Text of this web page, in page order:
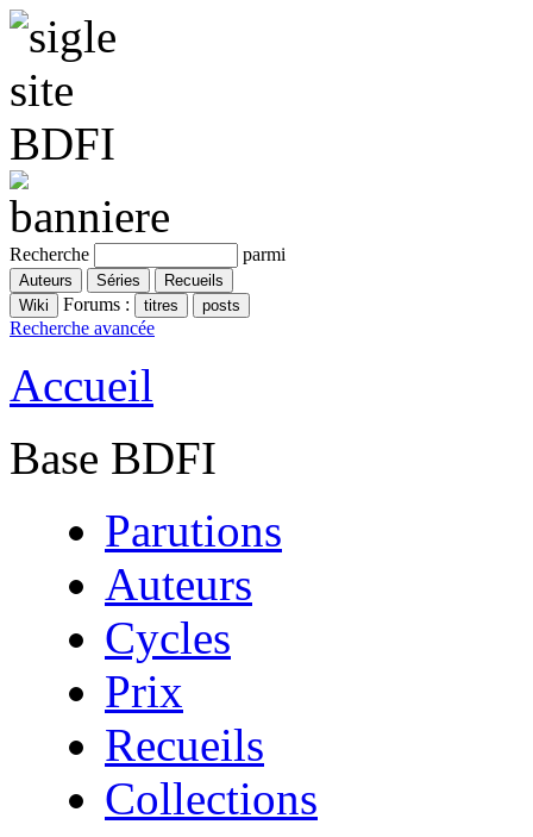
Recherche parmi
Forums :
Recherche avancée
Accueil
Base BDFI
Parutions
Auteurs
Cycles
Prix
Recueils
Collections